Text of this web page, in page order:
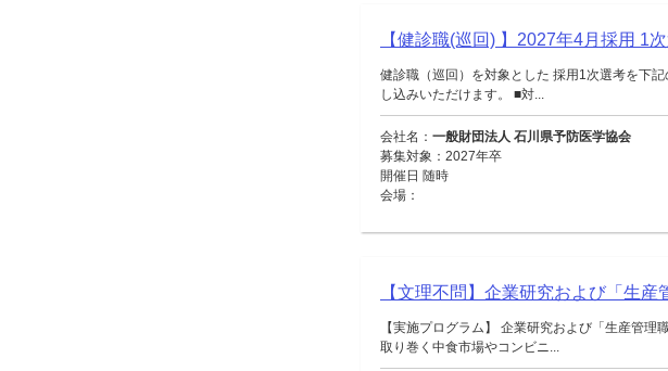
【健診職(巡回) 】2027年4月採用 1
健診職（巡回）を対象とした 採用1次選考を下
し込みいただけます。 ■対...
会社名： 一般財団法人 石川県予防医学協会
募集対象：2027年卒
開催日 随時
会場：
【文理不問】企業研究および「生産
【実施プログラム】 企業研究および「生産管
取り巻く中食市場やコンビニ...